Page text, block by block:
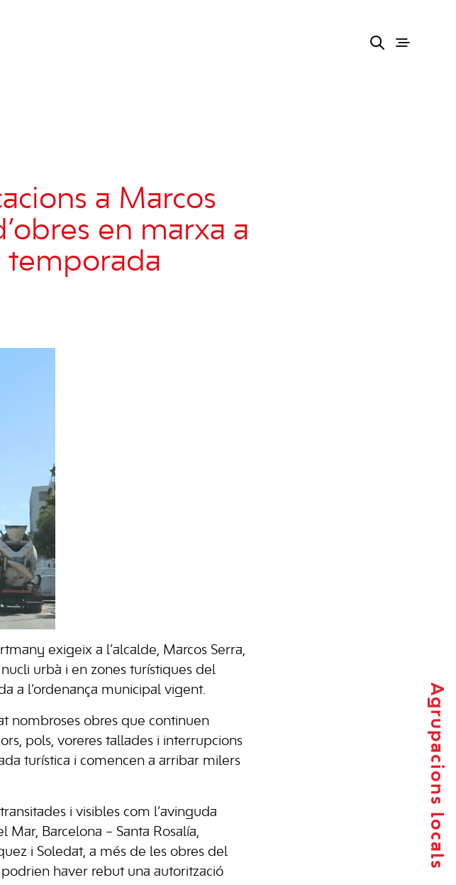
Agrupacions locals
a Marcos
en marxa a
temporada
exigeix a l’alcalde, Marcos Serra,
urbà i en zones turístiques del
a l’ordenança municipal vigent.
nombroses obres que continuen
pols, voreres tallades i interrupcions
turística i comencen a arribar milers
i visibles com l’avinguda
Barcelona – Santa Rosalía,
i Soledat, a més de les obres del
haver rebut una autorització